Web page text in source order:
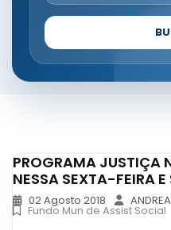
PROGRAMA JUSTIÇA
NESSA SEXTA-FEIRA
02 Agosto 2018
Fundo Mun de Assist Social